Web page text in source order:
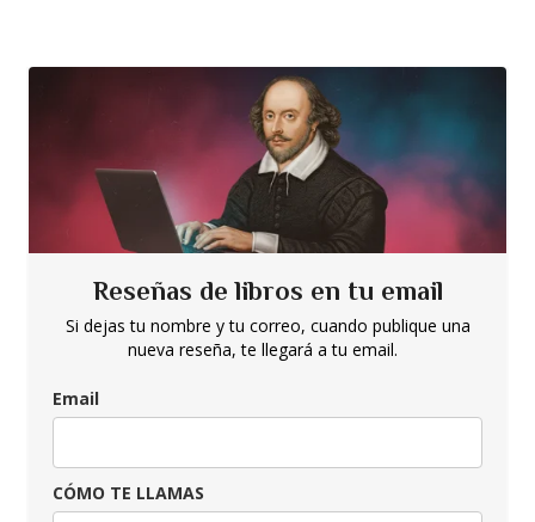
Reseñas de libros en tu email
Si dejas tu nombre y tu correo, cuando publique una
nueva reseña, te llegará a tu email.
Email
CÓMO TE LLAMAS